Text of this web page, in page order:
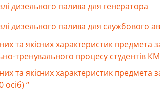
дизельного палива для генератора
дизельного палива для службового
та якісних характеристик предмета
тренувального процесу студентів
та якісних характеристик предмета
“